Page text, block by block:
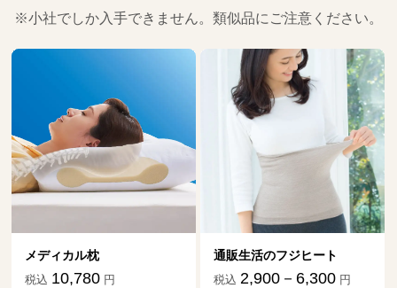
※小社でしか入手できません。類似品にご注意ください。
メディカル枕
税込 10,780 円
通販生活のフジヒート
税込 2,900－6,300 円